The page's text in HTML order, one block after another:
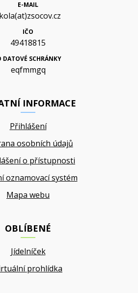
E-MAIL
IČO
49418815
DATOVÉ SCHRÁNKY
eqfmmgq
INFORMACE
Přihlášení
osobních údajů
o přístupnosti
oznamovací systém
Mapa webu
OBLÍBENÉ
Jídelníček
prohlídka